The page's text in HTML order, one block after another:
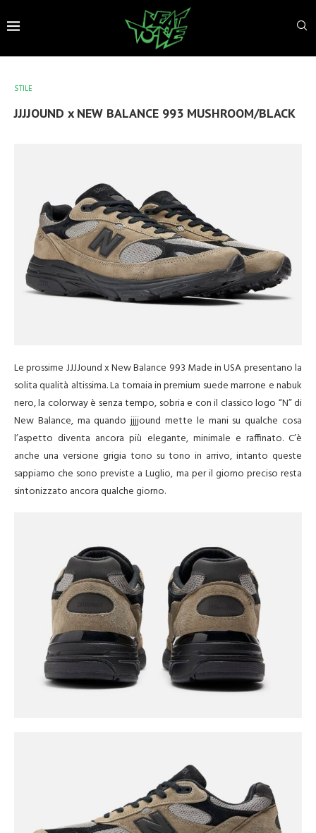
STILE
JJJJOUND x NEW BALANCE 993 MUSHROOM/BLACK
Le prossime JJJJound x New Balance 993 Made in USA presentano la
solita qualità altissima. La tomaia in premium suede marrone e nabuk
nero, la colorway è senza tempo, sobria e con il classico logo “N” di
New Balance, ma quando jjjjound mette le mani su qualche cosa
l’aspetto diventa ancora più elegante, minimale e raffinato. C’è
anche una versione grigia tono su tono in arrivo, intanto queste
sappiamo che sono previste a Luglio, ma per il giorno preciso resta
sintonizzato ancora qualche giorno.